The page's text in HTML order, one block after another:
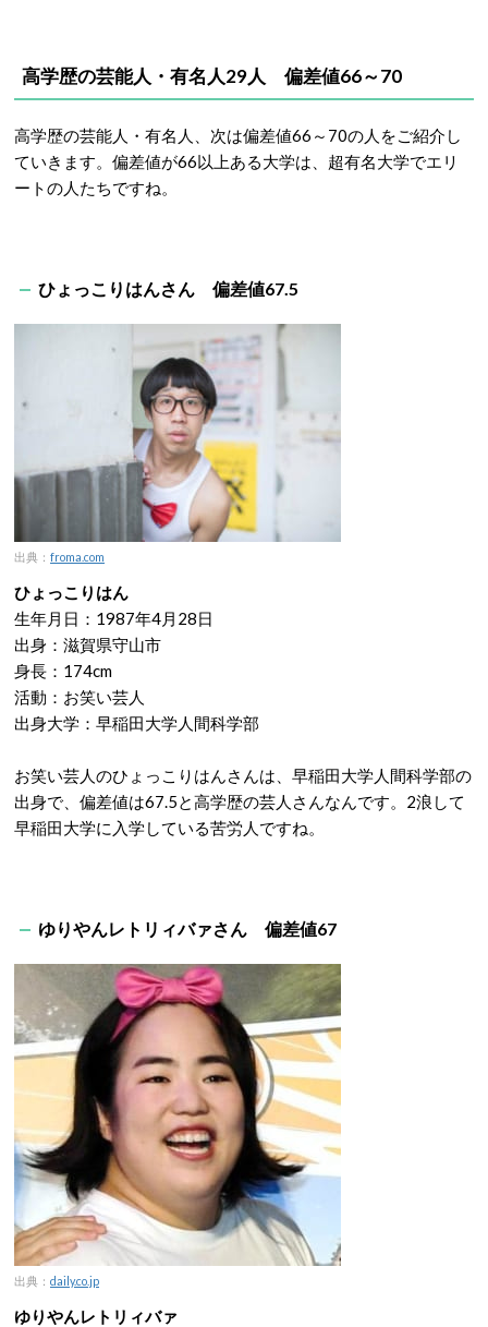
高学歴の芸能人・有名人29人 偏差値66～70
高学歴の芸能人・有名人、次は偏差値66～70の人をご紹介し
ていきます。偏差値が66以上ある大学は、超有名大学でエリ
ートの人たちですね。
ひょっこりはんさん 偏差値67.5
出典： froma.com
ひょっこりはん
生年月日：1987年4月28日
出身：滋賀県守山市
身長：174cm
活動：お笑い芸人
出身大学：早稲田大学人間科学部
お笑い芸人のひょっこりはんさんは、早稲田大学人間科学部の
出身で、偏差値は67.5と高学歴の芸人さんなんです。2浪して
早稲田大学に入学している苦労人ですね。
ゆりやんレトリィバァさん 偏差値67
出典： daily.co.jp
ゆりやんレトリィバァ